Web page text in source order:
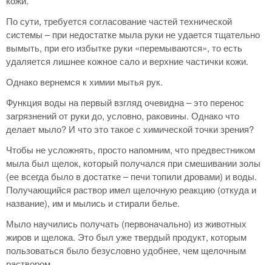
По сути, требуется согласование частей технической
системы – при недостатке мыла руки не удается тщательно
вымыть, при его избытке руки «перемываются», то есть
удаляется лишнее кожное сало и верхние частички кожи.
Однако вернемся к химии мытья рук.
Функция воды на первый взгляд очевидна – это перенос
загрязнений от руки до, условно, раковины. Однако что
делает мыло? И что это такое с химической точки зрения?
Чтобы не усложнять, просто напомним, что предвестником
мыла был щелок, который получался при смешивании золы
(ее всегда было в достатке – печи топили дровами) и воды.
Получающийся раствор имел щелочную реакцию (откуда и
название), им и мылись и стирали белье.
Мыло научились получать (первоначально) из животных
жиров и щелока. Это был уже твердый продукт, которым
пользоваться было безусловно удобнее, чем щелочным